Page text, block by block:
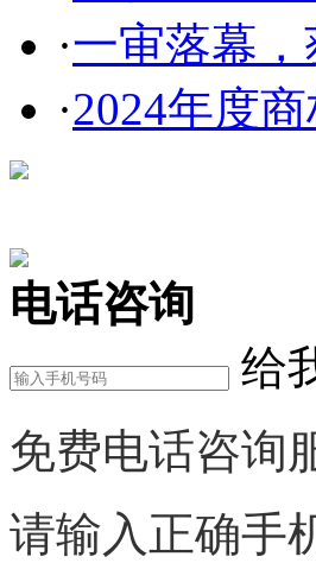
·一审落幕
·2024年度
电话咨询
给
免费电话咨询
请输入正确手